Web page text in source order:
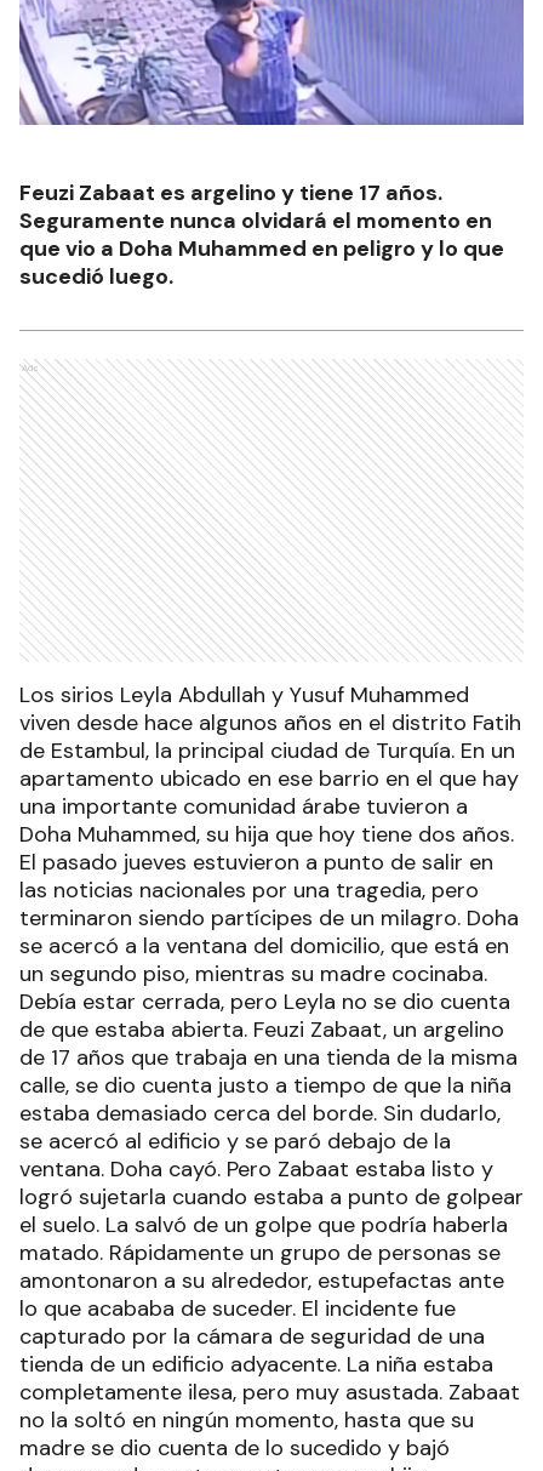
Feuzi Zabaat es argelino y tiene 17 años.
Seguramente nunca olvidará el momento en
que vio a Doha Muhammed en peligro y lo que
sucedió luego.
Ads
Los sirios Leyla Abdullah y Yusuf Muhammed
viven desde hace algunos años en el distrito Fatih
de Estambul, la principal ciudad de Turquía. En un
apartamento ubicado en ese barrio en el que hay
una importante comunidad árabe tuvieron a
Doha Muhammed, su hija que hoy tiene dos años.
El pasado jueves estuvieron a punto de salir en
las noticias nacionales por una tragedia, pero
terminaron siendo partícipes de un milagro. Doha
se acercó a la ventana del domicilio, que está en
un segundo piso, mientras su madre cocinaba.
Debía estar cerrada, pero Leyla no se dio cuenta
de que estaba abierta. Feuzi Zabaat, un argelino
de 17 años que trabaja en una tienda de la misma
calle, se dio cuenta justo a tiempo de que la niña
estaba demasiado cerca del borde. Sin dudarlo,
se acercó al edificio y se paró debajo de la
ventana. Doha cayó. Pero Zabaat estaba listo y
logró sujetarla cuando estaba a punto de golpear
el suelo. La salvó de un golpe que podría haberla
matado. Rápidamente un grupo de personas se
amontonaron a su alrededor, estupefactas ante
lo que acababa de suceder. El incidente fue
capturado por la cámara de seguridad de una
tienda de un edificio adyacente. La niña estaba
completamente ilesa, pero muy asustada. Zabaat
no la soltó en ningún momento, hasta que su
madre se dio cuenta de lo sucedido y bajó